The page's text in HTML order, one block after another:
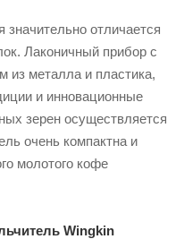
значительно отличается
Лаконичный прибор с
из металла и пластика,
и инновационные
зерен осуществляется
очень компактна и
молотого кофе
Wingkin